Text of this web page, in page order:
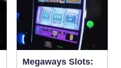
Megaways Slots: